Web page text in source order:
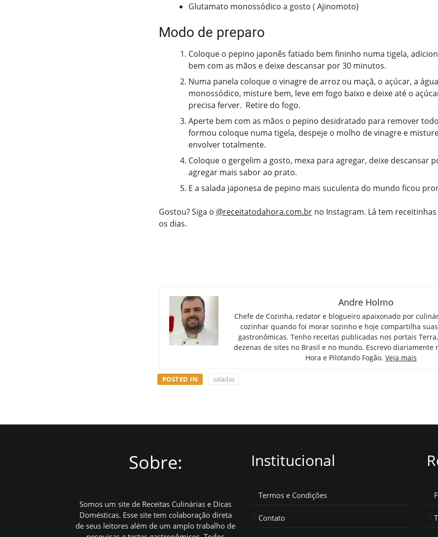
Glutamato monossódico a gosto ( Ajinomoto)
Modo de preparo
Coloque o pepino japonês fatiado bem fininho numa tigela,
bem com as mãos e deixe descansar por 30 minutos.
Numa panela coloque o vinagre de arroz ou maçã, o açúcar, a
monossódico, misture bem, leve em fogo baixo e deixe até o
precisa ferver. Retire do fogo.
Aperte bem com as mãos o pepino desidratado para remover
formou coloque numa tigela, despeje o molho de vinagre e
envolver totalmente.
Coloque o gergelim a gosto, mexa para agregar, deixe descansar
agregar mais sabor ao prato.
E a salada japonesa de pepino mais suculenta do mundo ficou
Gostou? Siga o @receitatodahora.com.brno Instagram. Lá tem
os dias.
Andre Holmo
Chefe de Cozinha, redator e blogueiro apaixonado por
cozinhar quando foi morar sozinho e hoje compartilha
gastronômicas. Tenho receitas publicadas nos portais
dezenas de sites no Brasil e no mundo. Escrevo diariamente
Hora e Pilotando Fogão. Veja mais
POSTED IN saladas
Sobre:
Somos um site de Receitas Culinárias e Dicas
Domésticas. Esse site tem colaboração direta
de seus leitores além de um amplo trabalho de
Institucional
Termos e Condições
Contato